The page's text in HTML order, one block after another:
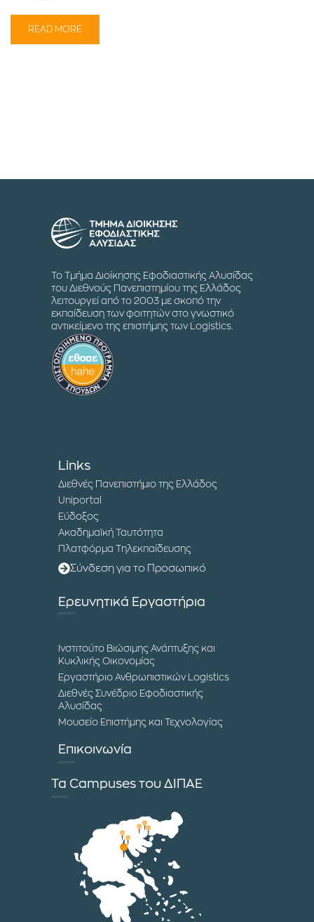
READ MORE
Το Τμήμα Διοίκησης Εφοδιαστικής Αλυσίδας
του Διεθνούς Πανεπιστημίου της Ελλάδος
λειτουργεί από το 2003 με σκοπό την
εκπαίδευση των φοιτητών στο γνωστικό
αντικείμενο της επιστήμης των Logistics.
Links
Διεθνές Πανεπιστήμιο της Ελλάδος
Uniportal
Εύδοξος
Ακαδημαϊκή Ταυτότητα
Πλατφόρμα Τηλεκπαίδευσης
Σύνδεση για το Προσωπικό
Ερευνητικά Εργαστήρια
Ινστιτούτο Βιώσιμης Ανάπτυξης και
Κυκλικής Οικονομίας
Εργαστήριο Ανθρωπιστικών Logistics
Διεθνές Συνέδριο Εφοδιαστικής
Αλυσίδας
Μουσείο Επιστήμης και Τεχνολογίας
Επικοινωνία
Τα Campuses του ΔΙΠΑΕ